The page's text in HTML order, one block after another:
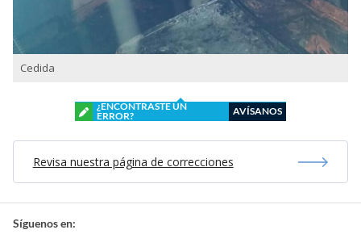
Cedida
¿ENCONTRASTE UN
ERROR?
AVÍSANOS
Revisa nuestra página de correcciones
Síguenos en: